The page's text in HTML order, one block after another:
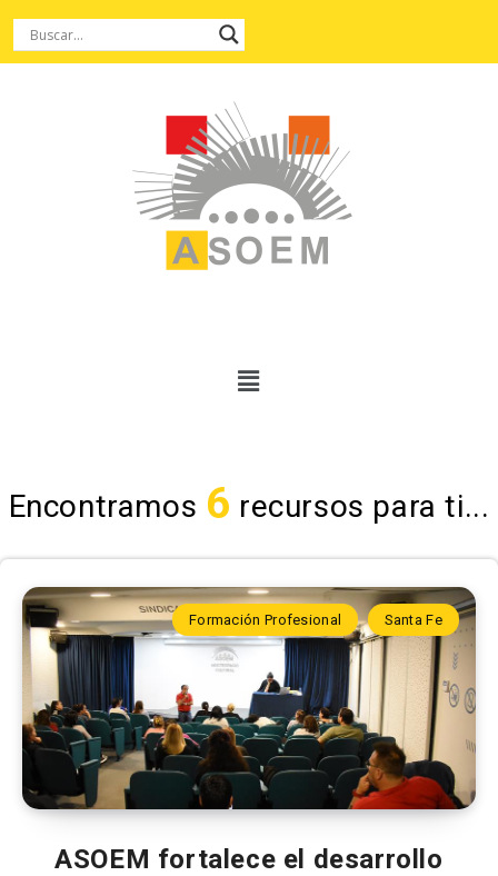
Encontramos 6 recursos para ti...
Formación Profesional Santa Fe
ASOEM fortalece el desarrollo